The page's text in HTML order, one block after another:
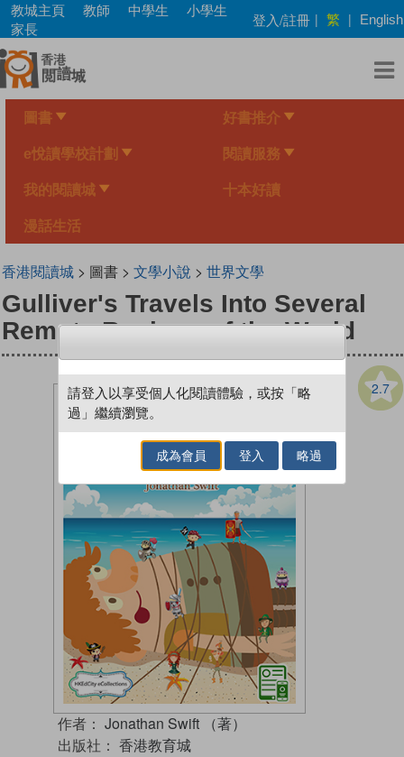
Skip
main
content
教城主頁 教師 中學生
小學生
家長
登入/註冊 | 繁 | English
圖書 好書推介
e悅讀學校計劃 閱讀服務
我的閱讀城 十本好讀
漫話生活
香港閱讀城> 圖書 > 文學小說 > 世界文學
Gulliver's Travels Into Several
Remote Regions of the World
2.7
作者： Jonathan Swift （著）
出版社： 香港教育城
請登入以享受個人化閱讀體驗，或按「略
過」繼續瀏覽。
成為會員 登入 略過